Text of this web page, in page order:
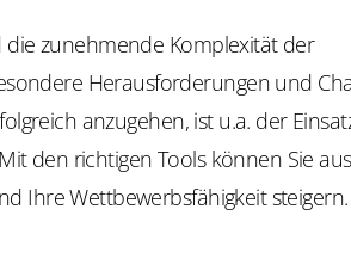
die zunehmende Komplexität der
Herausforderungen und
anzugehen, ist u.a. der
den richtigen Tools können Sie
Ihre Wettbewerbsfähigkeit steigern.